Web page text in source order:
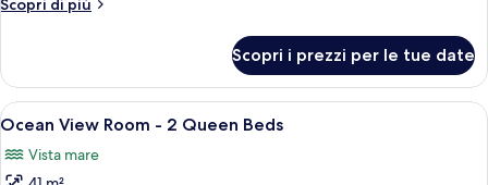
Suite
Whirlpool
1Kg
2Qn
2
Beachfront
Bedroom
-
Whirlpool
Scopri i prezzi per le tue date
Apri
tutte
le
Una moderna camera d'albergo con
7
Ocean View Room - 2 Queen Beds
Vista mare